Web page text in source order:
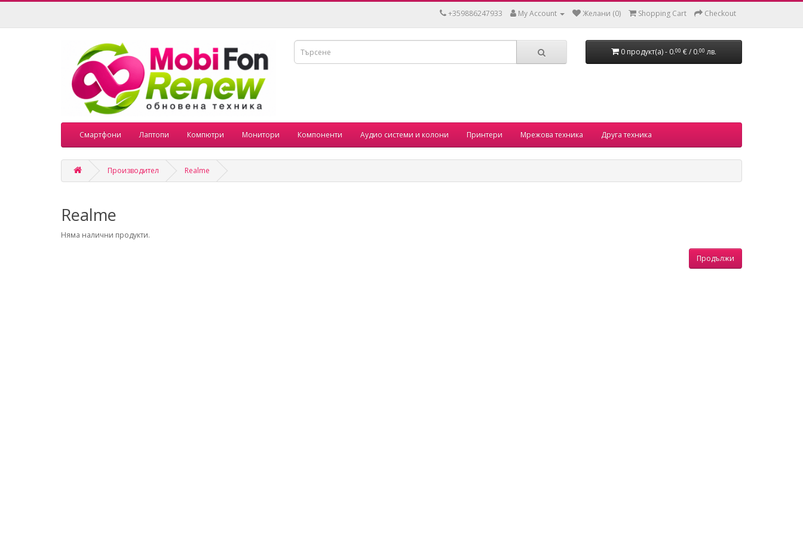
+359886247933 My Account Желани (0) Shopping Cart Checkout
0 продукт(а) - 0.00 € / 0.00 лв.
Смартфони Лаптопи Компютри Монитори Компоненти Аудио системи и колони Принтери Мрежова техника Друга техника
Производител Realme
Realme
Няма налични продукти.
Продължи